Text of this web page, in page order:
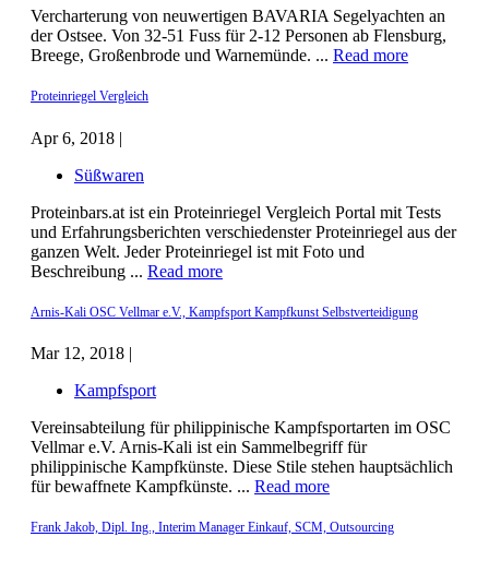
Vercharterung von neuwertigen BAVARIA Segelyachten an
der Ostsee. Von 32-51 Fuss für 2-12 Personen ab Flensburg,
Breege, Großenbrode und Warnemünde. ... Read more
Proteinriegel Vergleich
Apr 6, 2018 |
Süßwaren
Proteinbars.at ist ein Proteinriegel Vergleich Portal mit Tests
und Erfahrungsberichten verschiedenster Proteinriegel aus der
ganzen Welt. Jeder Proteinriegel ist mit Foto und
Beschreibung ... Read more
Arnis-Kali OSC Vellmar e.V., Kampfsport Kampfkunst Selbstverteidigung
Mar 12, 2018 |
Kampfsport
Vereinsabteilung für philippinische Kampfsportarten im OSC
Vellmar e.V. Arnis-Kali ist ein Sammelbegriff für
philippinische Kampfkünste. Diese Stile stehen hauptsächlich
für bewaffnete Kampfkünste. ... Read more
Frank Jakob, Dipl. Ing., Interim Manager Einkauf, SCM, Outsourcing